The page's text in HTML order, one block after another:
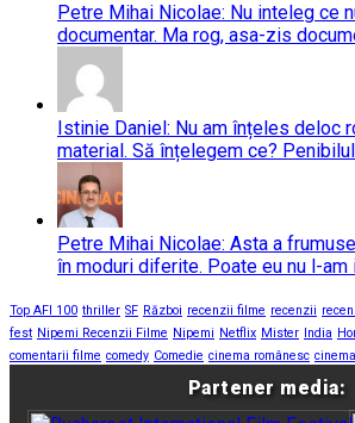
Petre Mihai Nicolae: Nu inteleg ce
documentar. Ma rog, asa-zis
Istinie Daniel: Nu am înțeles deloc
material. Să înțelegem ce?
Petre Mihai Nicolae: Asta a
în moduri diferite. Poate eu nu l-am
Top AFI 100 thriller SF Război recenzii filme recenzii
fest Nipemi Recenzii Filme Nipemi Netflix Mister India
comentarii filme comedy Comedie cinema românesc
Partener media: